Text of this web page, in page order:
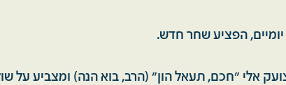
הפציע שחר חדש.
אלי "חכם, תעאל הון" (הרב, בוא הנה) ומצביע על